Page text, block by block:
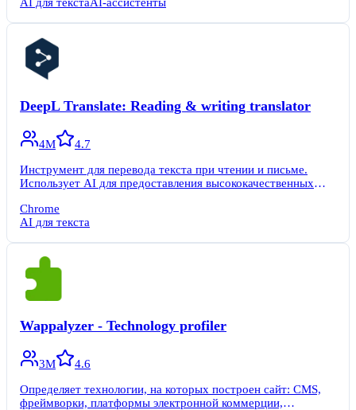
DeepL Translate: Reading & writing translator
4M
4.7
Инструмент для перевода текста при чтении и письме.
Использует AI для предоставления высококачественных
Chrome
AI для текста
Wappalyzer - Technology profiler
3M
4.6
Определяет технологии, на которых построен сайт: CMS,
фреймворки, платформы электронной коммерции,